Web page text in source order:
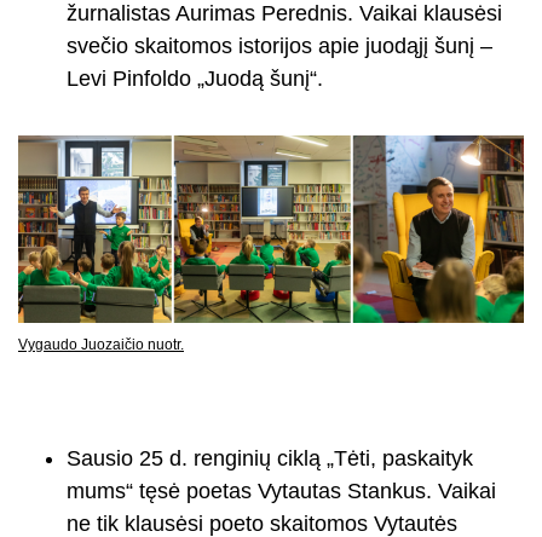
žurnalistas Aurimas Perednis. Vaikai klausėsi
svečio skaitomos istorijos apie juodąjį šunį –
Levi Pinfoldo „Juodą šunį“.
Vygaudo Juozaičio nuotr.
Sausio 25 d. renginių ciklą „Tėti, paskaityk
mums“ tęsė poetas Vytautas Stankus. Vaikai
ne tik klausėsi poeto skaitomos Vytautės